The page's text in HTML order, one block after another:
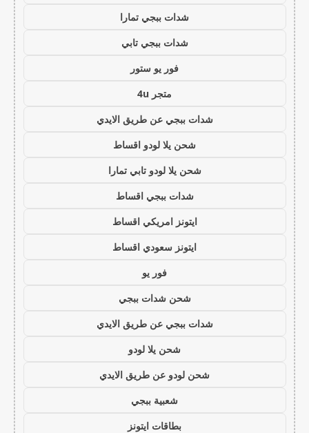
شدات ببجي تمارا
شدات ببجي تابي
فور يو ستور
متجر 4u
شدات ببجي عن طريق الايدي
شحن يلا لودو اقساط
شحن يلا لودو تابي تمارا
شدات ببجي اقساط
ايتونز امريكي اقساط
ايتونز سعودي اقساط
فور يو
شحن شدات ببجي
شدات ببجي عن طريق الايدي
شحن يلا لودو
شحن لودو عن طريق الايدي
شعبية ببجي
بطاقات ايتونز